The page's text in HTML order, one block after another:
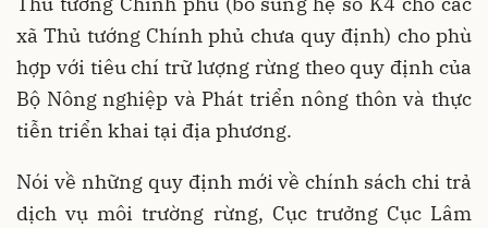
xã Thủ tướng Chính phủ chưa quy định) cho phù
hợp với tiêu chí trữ lượng rừng theo quy định của
Bộ Nông nghiệp và Phát triển nông thôn và thực
tiễn triển khai tại địa phương.
Nói về những quy định mới về chính sách chi trả
dịch vụ môi trường rừng, Cục trưởng Cục Lâm